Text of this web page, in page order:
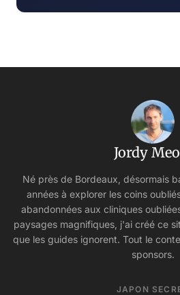
Jordy
Né près de Bordeaux, désormais
années à explorer les coins
abandonnées aux cliniques
paysages magnifiques, j'ai créé ce
que les guides ignorent. Tout le
sponsors.
JAPON